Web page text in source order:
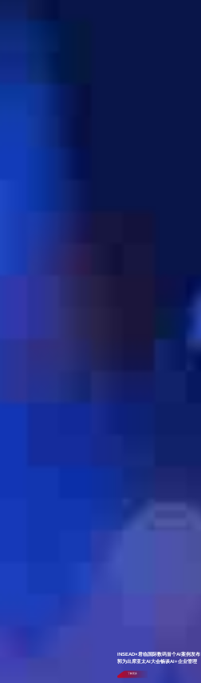
INSEAD×君临国际数码首个AI案例发布
郭为出席亚太AI大会畅谈AI+企业管理
了解更多